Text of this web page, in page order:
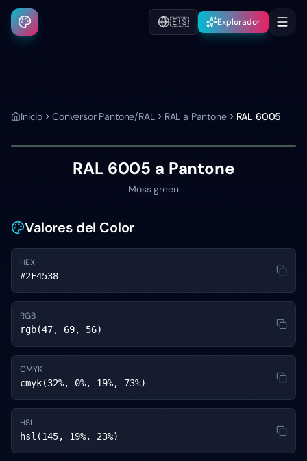
🇪🇸 Explorador
Inicio Conversor Pantone/RAL RAL a Pantone RAL 6005
RAL 6005 a Pantone
Moss green
Valores del Color
HEX
#2F4538
RGB
rgb(47, 69, 56)
CMYK
cmyk(32%, 0%, 19%, 73%)
HSL
hsl(145, 19%, 23%)